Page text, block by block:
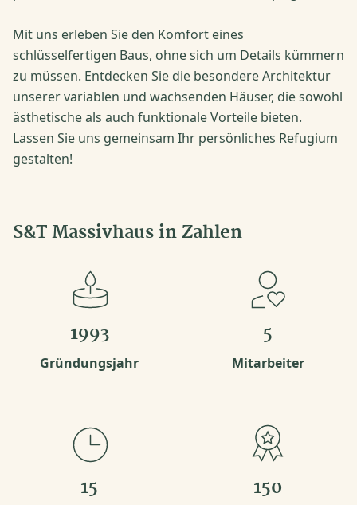
Mit uns erleben Sie den Komfort eines
schlüsselfertigen Baus, ohne sich um Details kümmern
zu müssen. Entdecken Sie die besondere Architektur
unserer variablen und wachsenden Häuser, die sowohl
ästhetische als auch funktionale Vorteile bieten.
Lassen Sie uns gemeinsam Ihr persönliches Refugium
gestalten!
S&T Massivhaus in Zahlen
1993
Gründungsjahr
5
Mitarbeiter
15 150